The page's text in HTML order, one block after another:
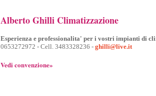
Alberto Ghilli Climatizzazione
Esperienza e professionalita' per i vostri impianti di
0653272972 - Cell. 3483328236 - ghilli@live.it
Vedi convenzione»